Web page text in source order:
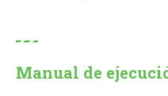
Manual de